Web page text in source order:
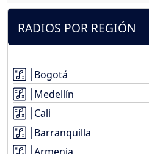
RADIOS POR REGIÓN
Bogotá
Medellín
Cali
Barranquilla